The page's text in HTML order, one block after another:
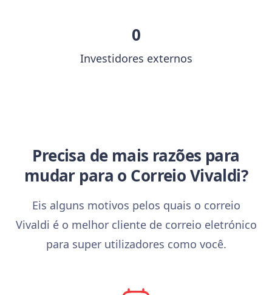
0
Investidores externos
Precisa de mais razões para
mudar para o Correio Vivaldi?
Eis alguns motivos pelos quais o correio
Vivaldi é o melhor cliente de correio eletrónico
para super utilizadores como você.